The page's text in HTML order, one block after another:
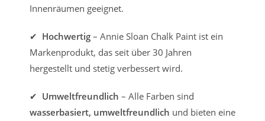
Innenräumen geeignet.
✔ Hochwertig – Annie Sloan Chalk Paint ist ein
Markenprodukt, das seit über 30 Jahren
hergestellt und stetig verbessert wird.
✔ Umweltfreundlich – Alle Farben sind
wasserbasiert, umweltfreundlich und bieten eine